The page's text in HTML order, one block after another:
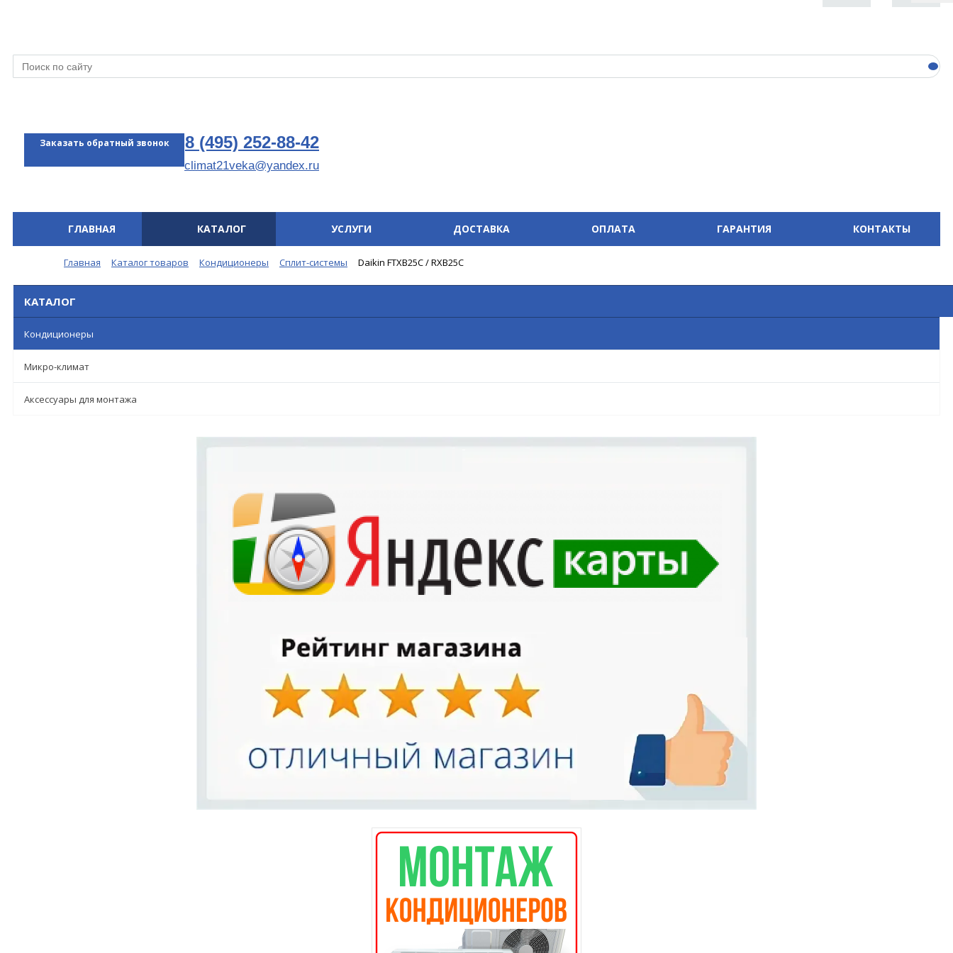
8 (495) 252-88-42
climat21veka@yandex.ru
Заказать обратный звонок
ГЛАВНАЯ КАТАЛОГ УСЛУГИ ДОСТАВКА ОПЛАТА ГАРАНТИЯ КОНТАКТЫ
Главная Каталог товаров Кондиционеры Сплит-системы Daikin FTXB25C / RXB25C
КАТАЛОГ
Кондиционеры
Микро-климат
Аксессуары для монтажа